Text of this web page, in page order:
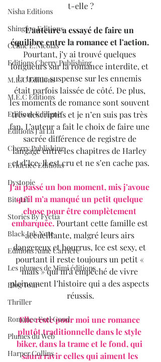
Nisha Editions
Shingfoo Editions
Céline E.Nicolas
Editions Cherry Publishing
M.E.C Editions
M.E.C Editions
Editions Ediligne
Editions J'ai Lu
Cherry Publishing
Evidence Editions
Dystopie
Bit-Lit
Stories By Fyctia
Black Ink Note
Editions Anne Carrière
Les plumes de Mimi éditions
Blog Tour
Thriller
Romance Feel Good
Plumes du Web
Harper Collins
t-elle ?
L’auteure a essayé de faire un
équilibre entre la romance et l’action.
Pourtant, j’y ai trouvé quelques
longueurs sur la romance interdite, et
la trame suspense sur les ennemis
était parfois laissée de côté. De plus,
les moments de romance sont souvent
très descriptifs et je n’en suis pas très
fan. L’auteur a fait le choix de faire une
sacrée différence de registre de
langage entre les chapitres de Harley
et d’Ice. Il est cru et ne s’en cache pas.
J’ai passé un bon moment, mis j’avoue
qu’il m’a manqué un petit quelque
chose pour être complètement
embarquée. Pourtant cette famille est
accueillante, malgré leurs airs
dangereux et bourrus, Ice est sexy, et
pourtant il reste toujours un petit «
mais » qui m’a empêché de vivre
pleinement l’histoire qui a des aspects
réussis.
Elle reste pour moi une romance
plutôt traditionnelle dans le style
biker, dans la trame et le fond, qui
saura ravir celles qui aiment les